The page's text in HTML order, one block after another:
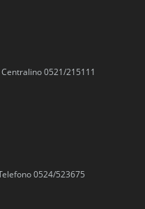
0521/215111
0524/523675